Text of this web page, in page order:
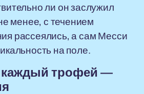
ли он заслужил
менее, с течением
рассеялись, а сам Месси
на поле.
каждый трофей —